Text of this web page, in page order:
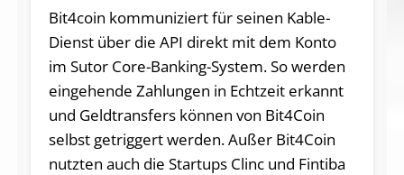
Bit4coin kommuniziert für seinen Kable-
Dienst über die API direkt mit dem Konto
im Sutor Core-Banking-System. So werden
eingehende Zahlungen in Echtzeit erkannt
und Geldtransfers können von Bit4Coin
selbst getriggert werden. Außer Bit4Coin
nutzten auch die Startups Clinc und Fintiba